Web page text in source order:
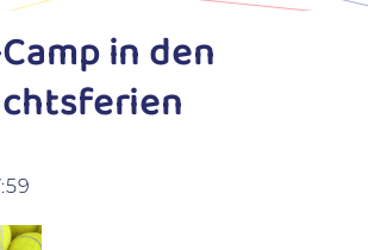
in den